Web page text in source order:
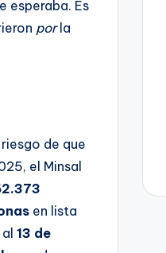
esperaba. Es
porla
de que
el Minsal
en lista
13 de